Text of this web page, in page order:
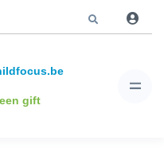
een gift